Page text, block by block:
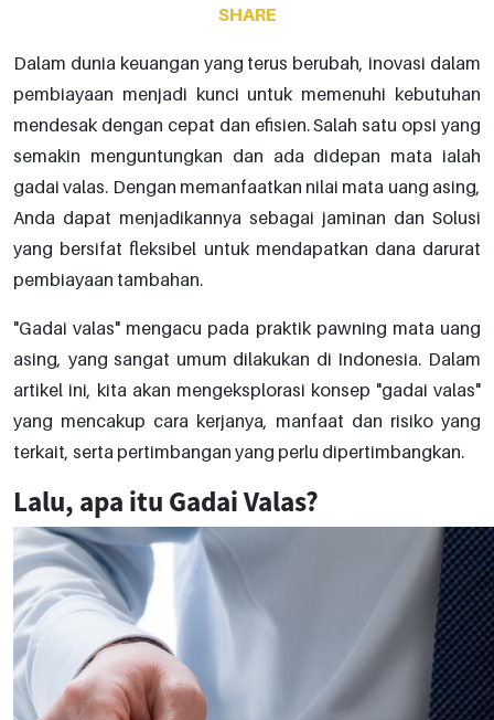
SHARE
Dalam dunia keuangan yang terus berubah, inovasi dalam
pembiayaan menjadi kunci untuk memenuhi kebutuhan
mendesak dengan cepat dan efisien. Salah satu opsi yang
semakin menguntungkan dan ada didepan mata ialah
gadai valas. Dengan memanfaatkan nilai mata uang asing,
Anda dapat menjadikannya sebagai jaminan dan Solusi
yang bersifat fleksibel untuk mendapatkan dana darurat
pembiayaan tambahan.
"Gadai valas" mengacu pada praktik pawning mata uang
asing, yang sangat umum dilakukan di Indonesia. Dalam
artikel ini, kita akan mengeksplorasi konsep "gadai valas"
yang mencakup cara kerjanya, manfaat dan risiko yang
terkait, serta pertimbangan yang perlu dipertimbangkan.
Lalu, apa itu Gadai Valas?